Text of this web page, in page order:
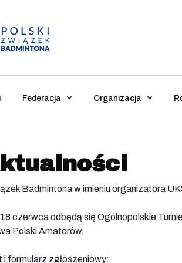
Federacja Organizacja
Badmintona w imieniu organizatora
czerwca odbędą się Ogólnopolskie
Polski Amatorów.
i formularz zgłoszeniowy: